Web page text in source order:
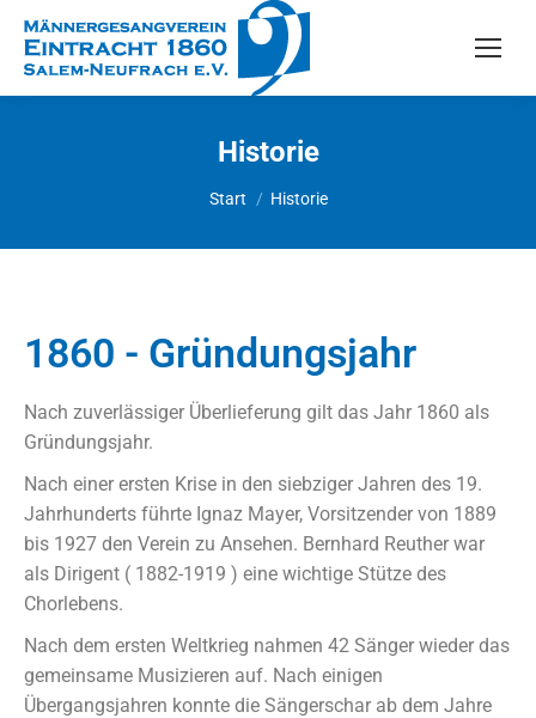
Historie
Sie befinden sich hier:
Start Historie
1860 - Gründungsjahr
Nach zuverlässiger Überlieferung gilt das Jahr 1860 als
Gründungsjahr.
Nach einer ersten Krise in den siebziger Jahren des 19.
Jahrhunderts führte Ignaz Mayer, Vorsitzender von 1889
bis 1927 den Verein zu Ansehen. Bernhard Reuther war
als Dirigent ( 1882-1919 ) eine wichtige Stütze des
Chorlebens.
Nach dem ersten Weltkrieg nahmen 42 Sänger wieder das
gemeinsame Musizieren auf. Nach einigen
Übergangsjahren konnte die Sängerschar ab dem Jahre